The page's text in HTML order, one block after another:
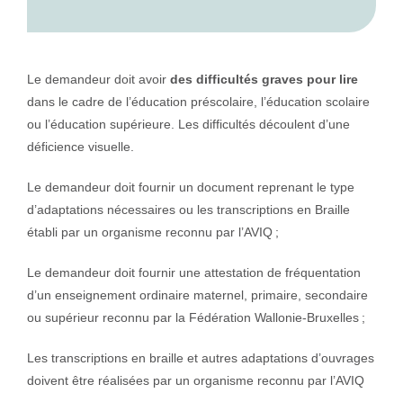
Le demandeur doit avoir des difficultés graves pour lire
dans le cadre de l’éducation préscolaire, l’éducation scolaire
ou l’éducation supérieure. Les difficultés découlent d’une
déficience visuelle.
Le demandeur doit fournir un document reprenant le type
d’adaptations nécessaires ou les transcriptions en Braille
établi par un organisme reconnu par l’AVIQ ;
Le demandeur doit fournir une attestation de fréquentation
d’un enseignement ordinaire maternel, primaire, secondaire
ou supérieur reconnu par la Fédération Wallonie-Bruxelles ;
Les transcriptions en braille et autres adaptations d’ouvrages
doivent être réalisées par un organisme reconnu par l’AVIQ